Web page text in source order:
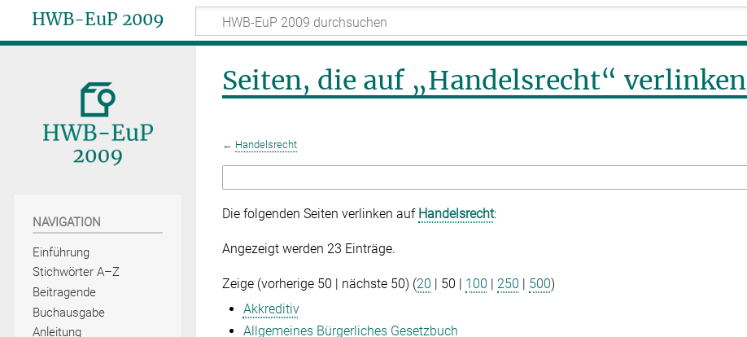
HWB-EuP 2009
Seiten, die auf „Handelsrecht“ verlinken
← Handelsrecht
Die folgenden Seiten verlinken auf Handelsrecht:
Angezeigt werden 23 Einträge.
Zeige (vorherige 50 | nächste 50) (20 | 50 | 100 | 250 | 500)
Akkreditiv
Allgemeines Bürgerliches Gesetzbuch
NAVIGATION
Einführung
Stichwörter A–Z
Beitragende
Buchausgabe
Anleitung